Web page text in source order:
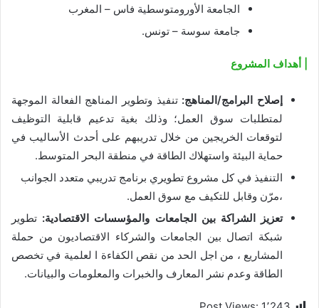
الجامعة الأورومتوسطية فاس – المغرب
جامعة سوسة – تونس.
| أهداف المشروع
إصلاح البرامج/المناهج: تنفيذ وتطوير المناهج الفعالة الموجهة
لمتطلبات سوق العمل؛ وذلك بغية تدعيم قابلية التوظيف
لتوقعات الخريجين من خلال تدريبهم على أحدث الأساليب في
حماية البيئة واستهلاك الطاقة في منطقة البحر المتوسط.
التنفيذ في كل مشروع تطويري برنامج تدريبي متعدد الجوانب
،مرّن وقابل للتكيف مع سوق العمل.
تعزيز الشراكة بين الجامعات والمؤسسات الاقتصادية: تطوير
شبكة اتصال بين الجامعات والشركاء الاقتصاديون من حملة
المشاريع ، من اجل الحد من نقص الكفاءة ا لعلمية في تخصص
الطاقة وعدم نشر المعارف والخبرات والمعلومات والبيانات.